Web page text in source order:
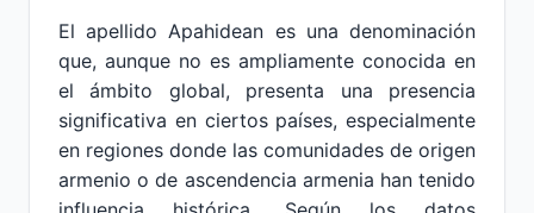
El apellido Apahidean es una denominación
que, aunque no es ampliamente conocida en
el ámbito global, presenta una presencia
significativa en ciertos países, especialmente
en regiones donde las comunidades de origen
armenio o de ascendencia armenia han tenido